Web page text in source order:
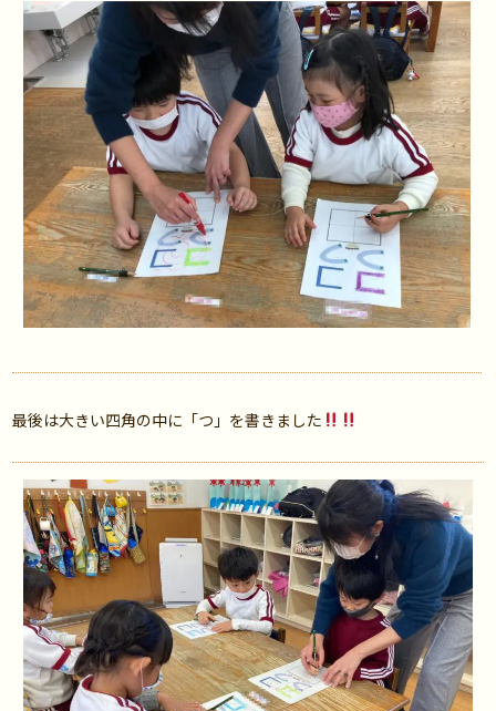
最後は大きい四角の中に「つ」を書きました